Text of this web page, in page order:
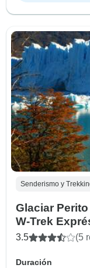
Senderismo y
Glaciar
W-Trek
3.5 (5
Duración